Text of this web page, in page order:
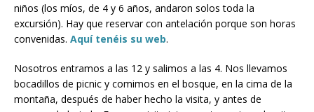
niños (los míos, de 4 y 6 años, andaron solos toda la
excursión). Hay que reservar con antelación porque son horas
convenidas. Aquí tenéis su web.
Nosotros entramos a las 12 y salimos a las 4. Nos llevamos
bocadillos de picnic y comimos en el bosque, en la cima de la
montaña, después de haber hecho la visita, y antes de